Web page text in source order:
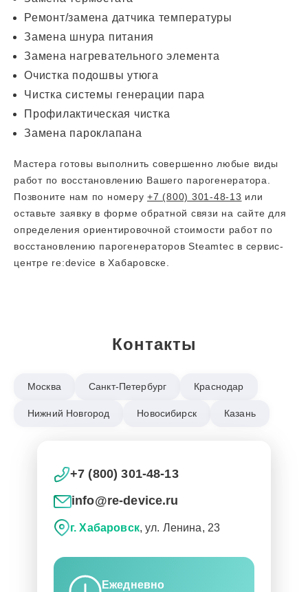
Ремонт/замена датчика температуры
Замена шнура питания
Замена нагревательного элемента
Очистка подошвы утюга
Чистка системы генерации пара
Профилактическая чистка
Замена пароклапана
Мастера готовы выполнить совершенно любые виды
работ по восстановлению Вашего парогенератора.
Позвоните нам по номеру +7 (800) 301-48-13 или
оставьте заявку в форме обратной связи на сайте для
определения ориентировочной стоимости работ по
восстановлению парогенераторов Steamtec в сервис-
центре re:device в Хабаровске.
Контакты
Москва Санкт-Петербург Краснодар
Нижний Новгород Новосибирск Казань
+7 (800) 301-48-13
info@re-device.ru
г. Хабаровск, ул. Ленина, 23
Ежедневно